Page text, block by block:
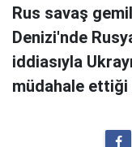
Rus savaş
Denizi'nde
iddiasıyla
müdahale